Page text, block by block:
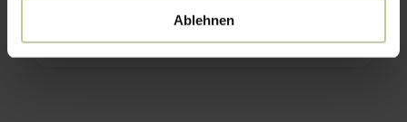
Ablehnen
Op kaart weergeven